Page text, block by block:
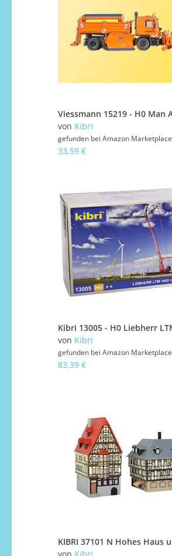
von Kibri
gefunden bei Amazon Marketplace
33,59 €
von Kibri
gefunden bei Amazon Marketplace
83,39 €